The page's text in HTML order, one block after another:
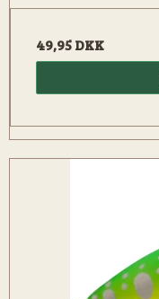
49,95 DKK